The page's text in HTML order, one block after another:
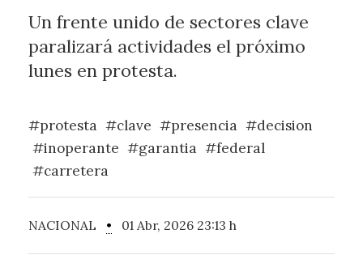
Un frente unido de sectores clave
paralizará actividades el próximo
lunes en protesta.
#protesta #clave #presencia #decision
#inoperante #garantia #federal
#carretera
NACIONAL • 01 Abr, 2026 23:13 h